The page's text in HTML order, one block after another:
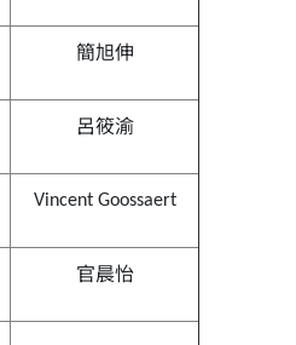
簡旭伸
呂筱渝
Vincent Goossaert
官晨怡